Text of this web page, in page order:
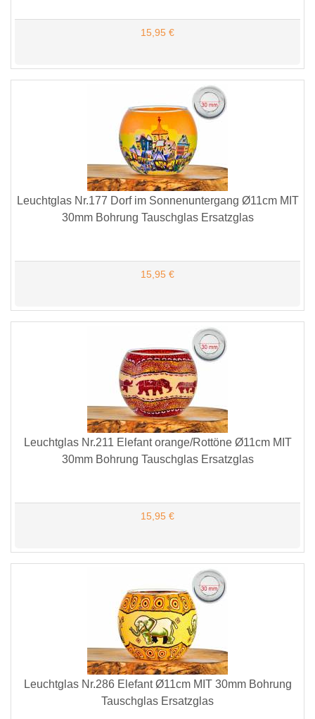
15,95 €
Leuchtglas Nr.177 Dorf im Sonnenuntergang Ø11cm MIT
30mm Bohrung Tauschglas Ersatzglas
15,95 €
Leuchtglas Nr.211 Elefant orange/Rottöne Ø11cm MIT
30mm Bohrung Tauschglas Ersatzglas
15,95 €
Leuchtglas Nr.286 Elefant Ø11cm MIT 30mm Bohrung
Tauschglas Ersatzglas